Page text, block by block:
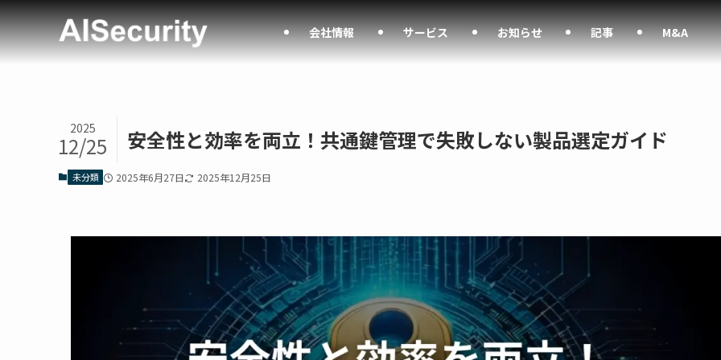
会社情報 サービス お知らせ 記事 M&A
安全性と効率を両立！共通鍵管理で失敗しない製品選定ガイド
2025
12/25
未分類 2025年6月27日 2025年12月25日